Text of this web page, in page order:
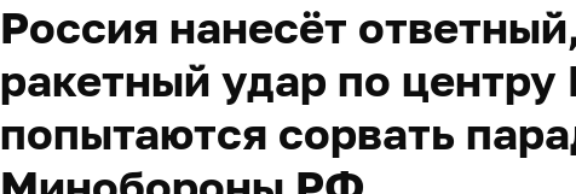
Россия нанесёт
ракетный удар по
попытаются сорвать